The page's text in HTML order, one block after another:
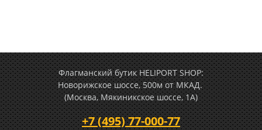
Флагманский бутик HELIPORT SHOP:
Новорижское шоссе, 500м от МКАД.
(Москва, Мякиникское шоссе, 1А)
+7 (495) 77-000-77